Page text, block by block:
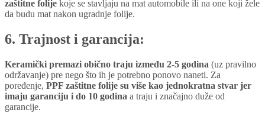
zaštitne folije koje se stavljaju na mat automobile ili na one koji žele
da budu mat nakon ugradnje folije.
6. Trajnost i garancija:
Keramički premazi obično traju između 2-5 godina (uz pravilno
održavanje) pre nego što ih je potrebno ponovo naneti. Za
poređenje, PPF zaštitne folije su više kao jednokratna stvar jer
imaju garanciju i do 10 godina a traju i značajno duže od
garancije.